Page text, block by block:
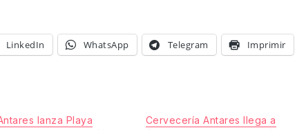
LinkedIn WhatsApp Telegram Imprimir
lanza Playa
Cervecería Antares llega a